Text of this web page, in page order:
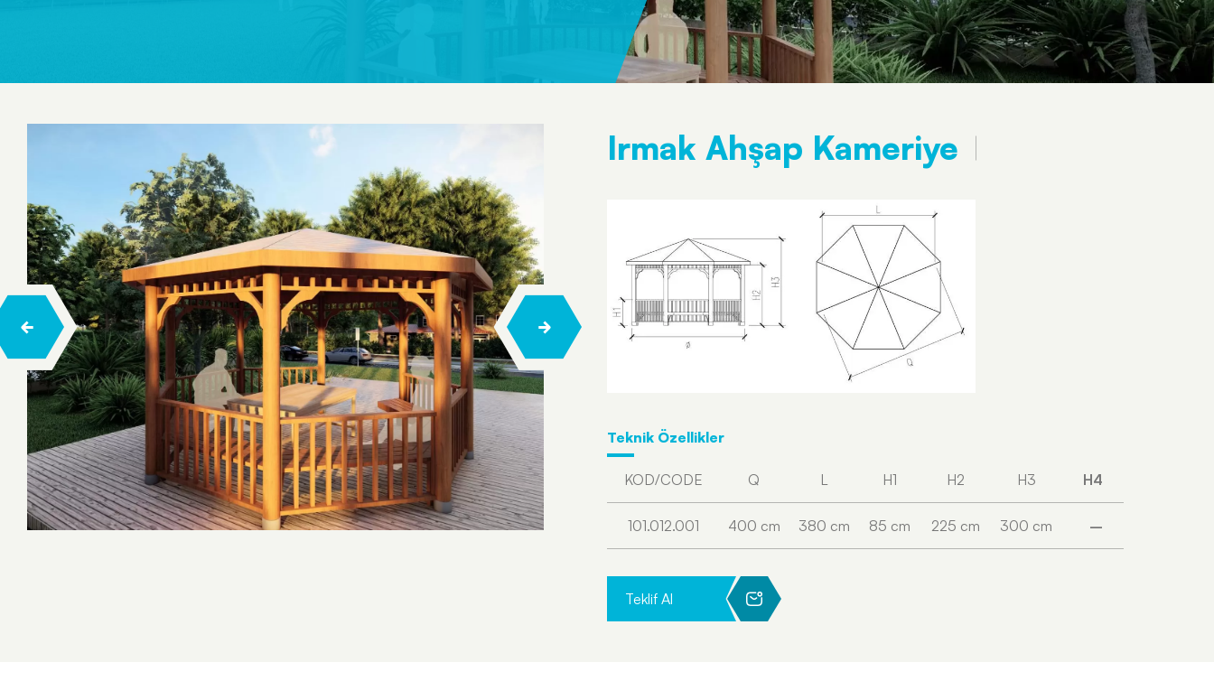
Ahşap Çocuk Oyun Evleri
Ahşap Tırmanma
Halatlı Tırmanma
Halatlı Denge Parkurları
Engelsiz Seri Ahşap Çocuk Oyun Grupları
Hexa Ahşap Çocuk Oyun Grubu
Konsept Ahşap Çocuk Oyun Grupları
Macera Kompleksleri
Survivor
Irmak Ahşap Kameriye
Teknik Özellikler
KOD/CODE Q L H1 H2 H3 H4
101.012.001 400 cm 380 cm 85 cm 225 cm 300 cm –
Teklif Al